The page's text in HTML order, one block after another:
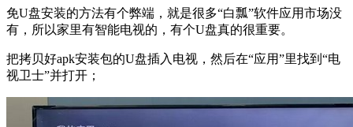
免U盘安装的方法有个弊端，就是很多“白瓢”软件应用市场没
有，所以家里有智能电视的，有个U盘真的很重要。
把拷贝好apk安装包的U盘插入电视，然后在“应用”里找到“电
视卫士”并打开；